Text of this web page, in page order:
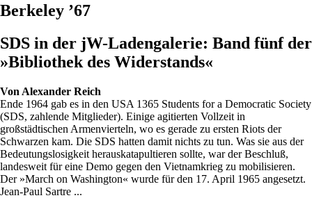
Berkeley ’67
SDS in der jW-Ladengalerie: Band fünf der
»Bibliothek des Widerstands«
Von Alexander Reich
Ende 1964 gab es in den USA 1365 Students for a Democratic Society
(SDS, zahlende Mitglieder). Einige agitierten Vollzeit in
großstädtischen Armenvierteln, wo es gerade zu ersten Riots der
Schwarzen kam. Die SDS hatten damit nichts zu tun. Was sie aus der
Bedeutungslosigkeit herauskatapultieren sollte, war der Beschluß,
landesweit für eine Demo gegen den Vietnamkrieg zu mobilisieren.
Der »March on Washington« wurde für den 17. April 1965 angesetzt.
Jean-Paul Sartre ...